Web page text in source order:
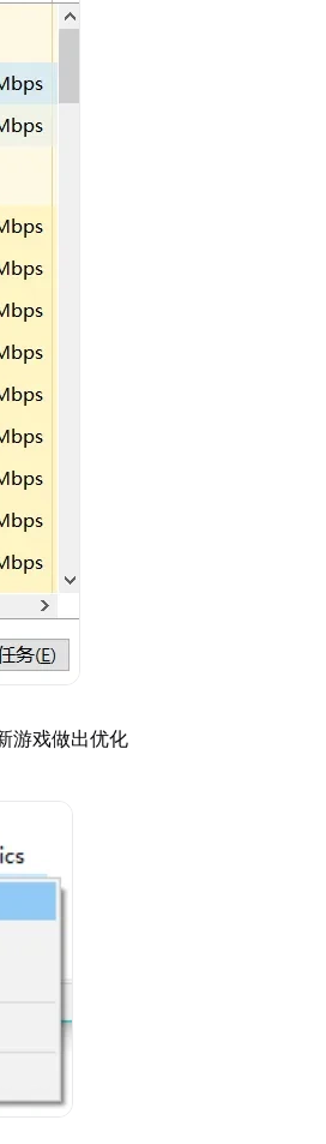
游戏做出优化